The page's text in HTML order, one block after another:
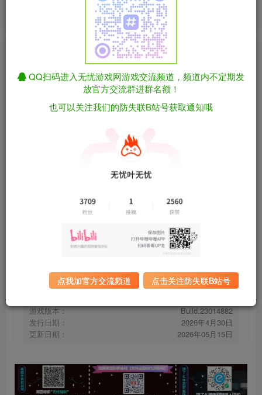
Build.23014882（官中）
免费资源
可爱冒险记/Adorable Adventures
有问题看网站顶部解压运
迅雷下载
全站统一解压密码：
百度下载 UC下载
游戏大小：
2.9GB
游戏版本：
Build.23014882
发行日期：
2026年4月30日
更新日期：
2026年05月15日
QQ扫码进入无忧游戏网游戏交流频道，频道内不定期发
放官方交流群进群名额！
也可以关注我们的防失联B站号获取通知哦
点我加官方交流频道 点击关注防失联B站号